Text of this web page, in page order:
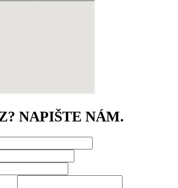
NAPIŠTE NÁM.